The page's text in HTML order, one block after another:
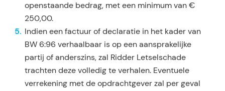
openstaande bedrag, met een minimum van €
250,00.
Indien een factuur of declaratie in het kader van
BW 6:96 verhaalbaar is op een aansprakelijke
partij of anderszins, zal Ridder Letselschade
trachten deze volledig te verhalen. Eventuele
verrekening met de opdrachtgever zal per geval